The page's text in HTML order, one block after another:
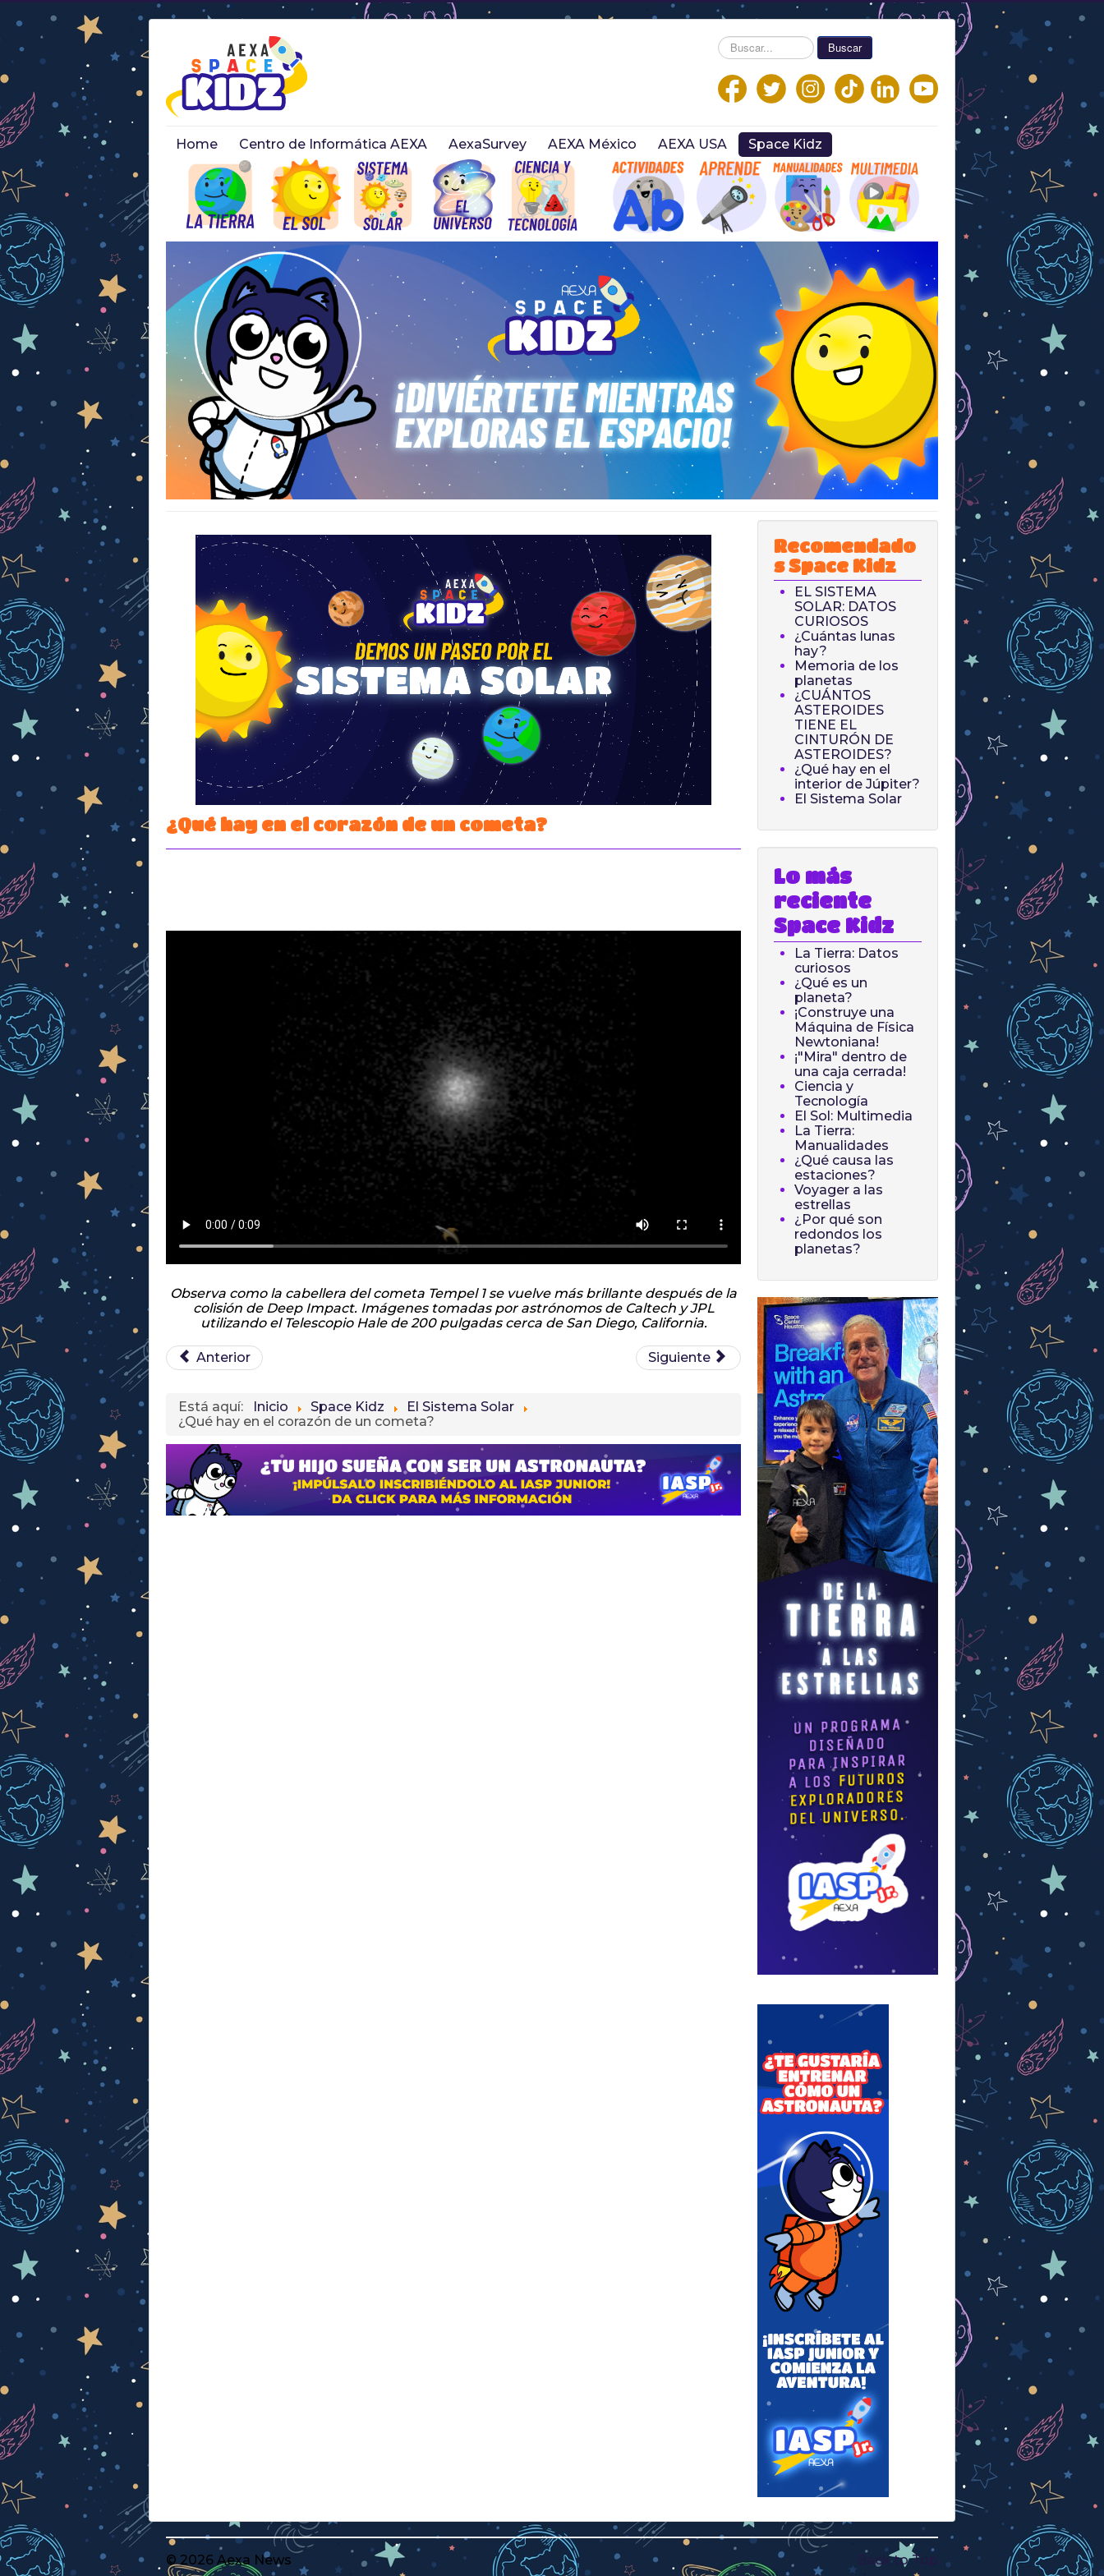
Buscar... Buscar
Home Centro de Informática AEXA AexaSurvey AEXA México AEXA USA Space Kidz
¿Qué hay en el corazón de un cometa?
Observa como la cabellera del cometa Tempel 1 se vuelve más brillante después de la
colisión de Deep Impact. Imágenes tomadas por astrónomos de Caltech y JPL
utilizando el Telescopio Hale de 200 pulgadas cerca de San Diego, California.
Anterior Siguiente
Está aquí: Inicio Space Kidz
El Sistema Solar
¿Qué hay en el corazón de un cometa?
Recomendado
s Space Kidz
EL SISTEMA
SOLAR: DATOS
CURIOSOS
¿Cuántas lunas
hay?
Memoria de los
planetas
¿CUÁNTOS
ASTEROIDES
TIENE EL
CINTURÓN DE
ASTEROIDES?
¿Qué hay en el
interior de Júpiter?
El Sistema Solar
Lo más
reciente
Space Kidz
La Tierra: Datos
curiosos
¿Qué es un
planeta?
¡Construye una
Máquina de Física
Newtoniana!
¡"Mira" dentro de
una caja cerrada!
Ciencia y
Tecnología
El Sol: Multimedia
La Tierra:
Manualidades
¿Qué causa las
estaciones?
Voyager a las
estrellas
¿Por qué son
redondos los
planetas?
Back to Top
© 2026 Aexa News